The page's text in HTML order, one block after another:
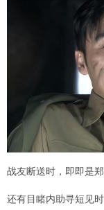
战友断送时，即即是
还有目睹内助寻短见